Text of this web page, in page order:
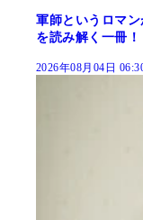
軍師というロマ
を読み解く一冊
2026年08月04日